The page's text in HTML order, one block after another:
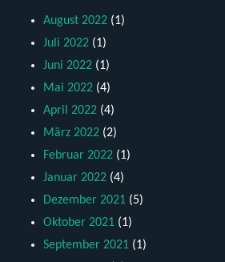
August 2022 (1)
Juli 2022 (1)
Juni 2022 (1)
Mai 2022 (4)
April 2022 (4)
März 2022 (2)
Februar 2022 (1)
Januar 2022 (4)
Dezember 2021 (5)
Oktober 2021 (1)
September 2021 (1)